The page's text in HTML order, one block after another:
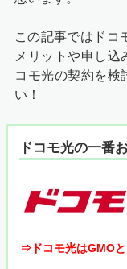
この記事ではドコ
メリットや申し込
コモ光の契約を検
い！
ドコモ光の一番
⇒ドコモ光はGMOと